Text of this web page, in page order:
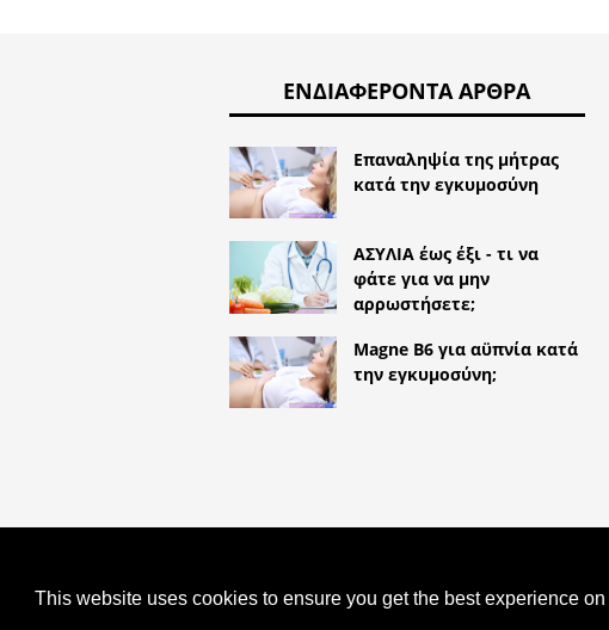
This website uses cookies to ensure you get the best experience
ΕΝΔΙΑΦΈΡΟΝΤΑ ΆΡΘΡΑ
Επαναληψία της μήτρας
κατά την εγκυμοσύνη
ΑΣΥΛΙΑ έως έξι - τι να
φάτε για να μην
αρρωστήσετε;
Magne B6 για αϋπνία κατά
την εγκυμοσύνη;
ΕΠΊΧΡΙΣΜΑ - ΑΥΞΗΜΈΝΑ ΕΠΙΘΗΛΙΑΚΆ